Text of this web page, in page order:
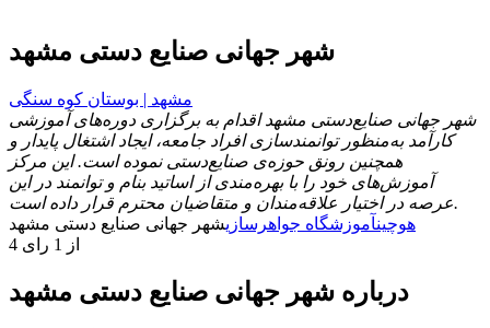
شهر جهانی صنایع دستی مشهد
مشهد | بوستان کوه سنگی
شهر جهانی صنایع‌دستی مشهد اقدام به برگزاری دوره‌های آموزشی
کارآمد به‌منظور توانمندسازی افراد جامعه، ایجاد اشتغال پایدار و
همچنین رونق حوزه‌ی صنایع‌دستی نموده است. این مرکز
آموزش‌های خود را با بهره‌مندی از اساتید بنام و توانمند در این
عرصه در اختیار علاقه‌مندان و متقاضیان محترم قرار داده است.
هوچینآموزشگاه جواهرسازیشهر جهانی صنایع دستی مشهد
4 از 1 رای
درباره شهر جهانی صنایع دستی مشهد